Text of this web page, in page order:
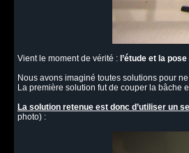
Vient le moment de vérité : l’étude et la
Nous avons imaginé toutes solutions pour
La première solution fut de couper la bâche
La solution retenue est donc d’utiliser un
photo) :